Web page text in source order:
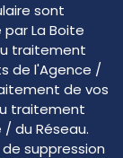
sont
La Boite
traitement
de l'Agence /
de vos
traitement
du Réseau.
suppression